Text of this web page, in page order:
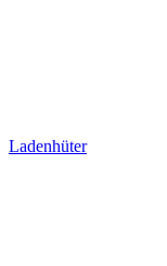
Ladenhüter